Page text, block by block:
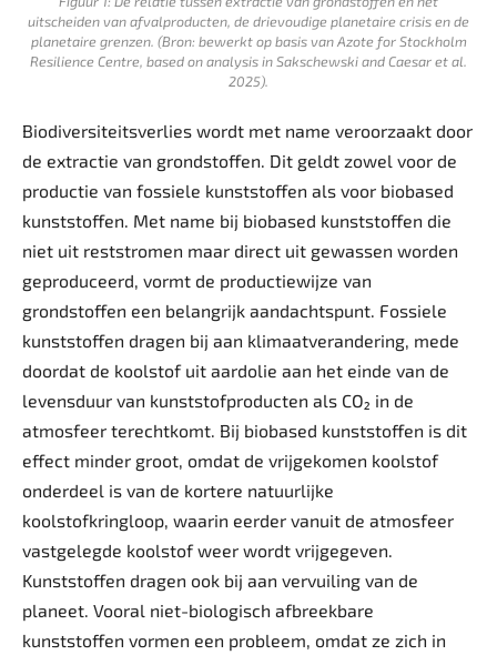
uitscheiden van afvalproducten, de ­drievoudige planetaire crisis en de
planetaire grenzen. (Bron: bewerkt op basis van Azote for Stockholm
Resilience ­Centre, based on analysis in Sakschewski and Caesar et al.
2025).
Biodiversiteitsverlies wordt met name veroorzaakt door
de extractie van grondstoffen. Dit geldt zowel voor de
productie van fossiele kunststoffen als voor biobased
kunststoffen. Met name bij biobased kunststoffen die
niet uit reststromen maar direct uit gewassen worden
geproduceerd, vormt de productie­wijze van
grondstoffen een belangrijk aandachtspunt. Fossiele
kunststoffen dragen bij aan klimaatverandering, mede
doordat de koolstof uit aardolie aan het einde van de
levensduur van kunststofproducten als CO₂ in de
atmosfeer terechtkomt. Bij biobased kunststoffen is dit
effect minder groot, omdat de vrijgekomen koolstof
onderdeel is van de kortere natuurlijke
koolstofkringloop, waarin eerder vanuit de atmosfeer
vastgelegde koolstof weer wordt vrijgegeven.
Kunststoffen dragen ook bij aan vervuiling van de
planeet. Vooral niet-biologisch afbreekbare
kunststoffen vormen een probleem, omdat ze zich in